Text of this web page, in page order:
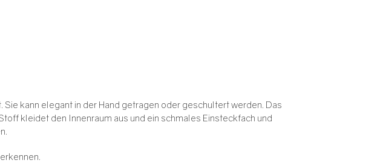
kann elegant in der Hand getragen oder geschultert werden. Das
kleidet den Innenraum aus und ein schmales Einsteckfach und